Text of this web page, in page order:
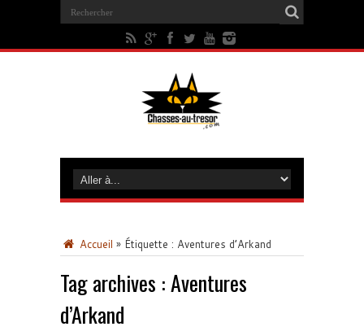
Accueil » Étiquette : Aventures d’Arkand
Tag archives :Aventures
d’Arkand